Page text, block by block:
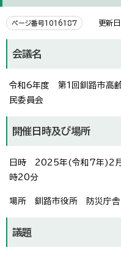
ページ番号1016187 更新日
会議名
令和6年度 第1回釧路市高齢
民委員会
開催日時及び場所
日時 2025年(令和7年)2
時20分
場所 釧路市役所 防災庁
議題